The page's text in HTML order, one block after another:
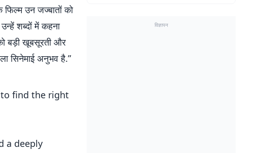
उन जज्बातों को
शब्दों में कहना
बड़ी खूबसूरती और
सिनेमाई अनुभव है.”
find the right
a deeply
विज्ञापन